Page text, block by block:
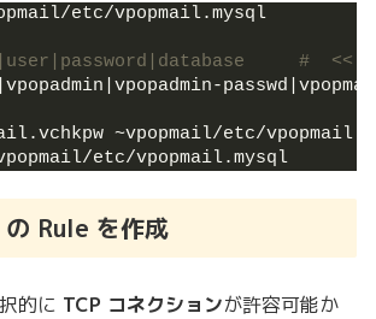
etc/vpopmail.mysql
#  << ここ
~vpopmail/etc/
etc/vpopmail.mysql
Rule を作成
的に TCP コネクションが許容可能か